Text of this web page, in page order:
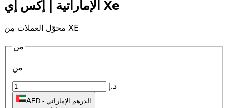
الإماراتية | إكس إي Xe
محوّل العملات مِن XE
من
من
د.إ
AED - الدرهم الإماراتي